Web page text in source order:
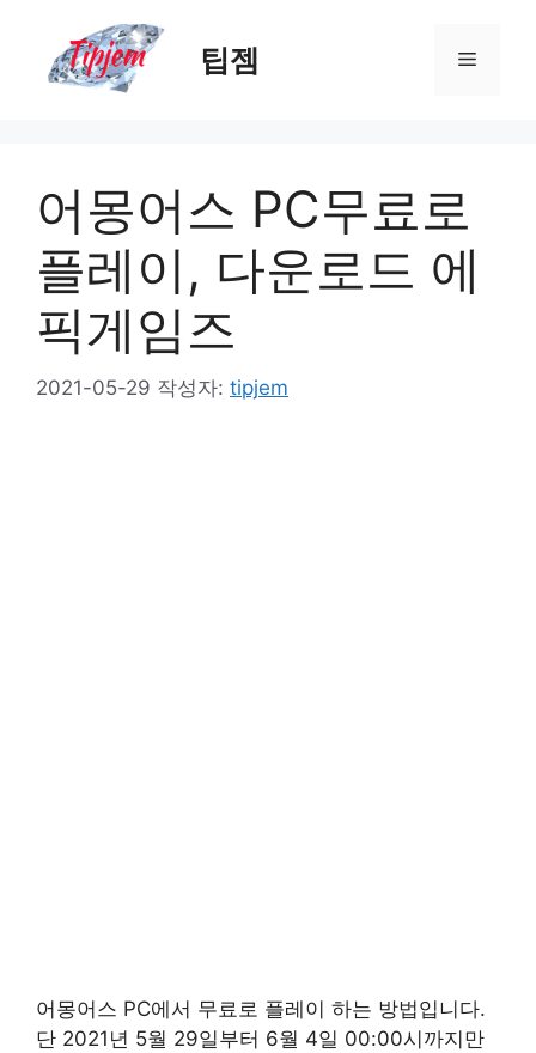
팁젬 메
어몽어스 PC무료로
플레이, 다운로드 에
픽게임즈
2021-05-29 작성자: tipjem
어몽어스 PC에서 무료로 플레이 하는 방법입니다.
단 2021년 5월 29일부터 6월 4일 00:00시까지만